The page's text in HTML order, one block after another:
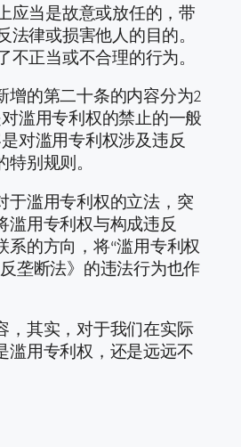
应当是故意或放任的，带
法律或损害他人的目的。
不正当或不合理的行为。
增的第二十条的内容分为2
滥用专利权的禁止的一般
对滥用专利权涉及违反
特别规则。
于滥用专利权的立法，突
滥用专利权与构成违反
系的方向，将“滥用专利权
垄断法》的违法行为也作
，其实，对于我们在实际
滥用专利权，还是远远不